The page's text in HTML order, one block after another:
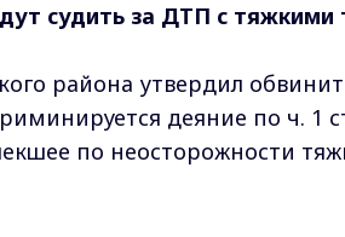
судить за ДТП с тяжкими
района утвердил
деяние по ч. 1
по неосторожности